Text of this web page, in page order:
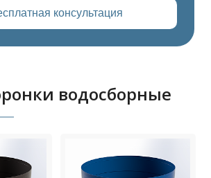
консультация
водосборные